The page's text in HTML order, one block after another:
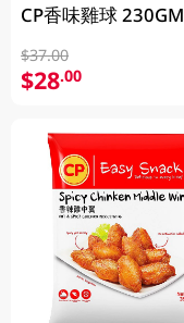
CP香味雞球 230GM
$37.00
$28.00